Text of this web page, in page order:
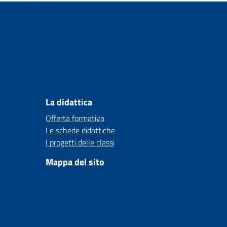
La didattica
Offerta formativa
Le schede didattiche
I progetti delle classi
Mappa del sito